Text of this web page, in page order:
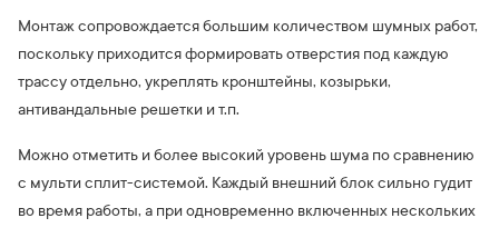
Монтаж сопровождается большим количеством шумных работ,
поскольку приходится формировать отверстия под каждую
трассу отдельно, укреплять кронштейны, козырьки,
антивандальные решетки и т.п.
Можно отметить и более высокий уровень шума по сравнению
с мульти сплит-системой. Каждый внешний блок сильно гудит
во время работы, а при одновременно включенных нескольких